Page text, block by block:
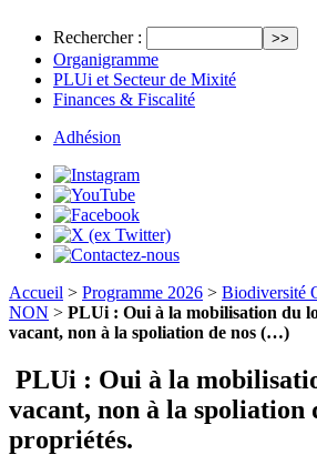
Rechercher :
Organigramme
PLUi et Secteur de Mixité
Finances & Fiscalité
Adhésion
Accueil > Programme 2026 > Biodiversité
NON > PLUi : Oui à la mobilisation du
vacant, non à la spoliation de nos (…)
PLUi : Oui à la
vacant, non à la spoliation
propriétés.